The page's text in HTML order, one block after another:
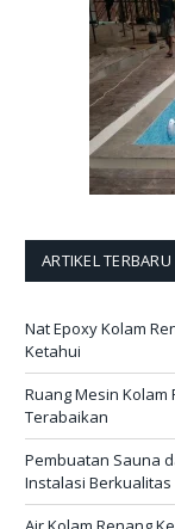
ARTIKEL TERBARU
Nat Epoxy Kolam
Ketahui
Ruang Mesin Kolam
Terabaikan
Pembuatan Sauna
Instalasi Berkualitas